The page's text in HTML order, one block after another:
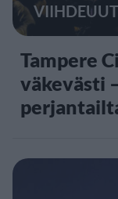
Tampere
väkevästi